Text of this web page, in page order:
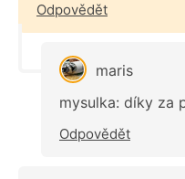
Odpovědět
maris
mysulka: díky za
Odpovědět